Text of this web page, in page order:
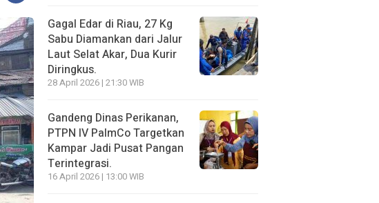
Gagal Edar di Riau, 27 Kg
Sabu Diamankan dari Jalur
Laut Selat Akar, Dua Kurir
Diringkus.
28 April 2026 | 21:30 WIB
Gandeng Dinas Perikanan,
PTPN IV PalmCo Targetkan
Kampar Jadi Pusat Pangan
Terintegrasi.
16 April 2026 | 13:00 WIB